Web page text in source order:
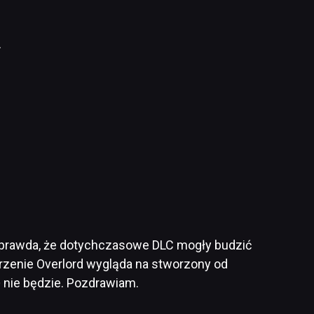
że dotychczasowe DLC mogły budzić
Overlord wygląda na stworzony od
będzie. Pozdrawiam.